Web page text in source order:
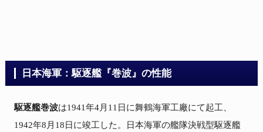
日本海軍：駆逐艦『巻波』の性能
駆逐艦巻波は1941年4月11日に舞鶴海軍工廠にて起工、
1942年8月18日に竣工した。日本海軍の艦隊決戦型駆逐艦